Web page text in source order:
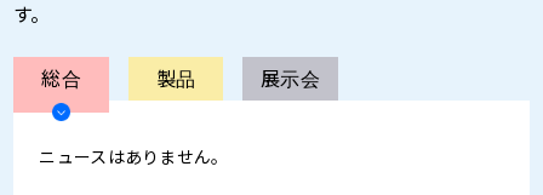
す。
総合 製品 展示会
ニュースはありません。